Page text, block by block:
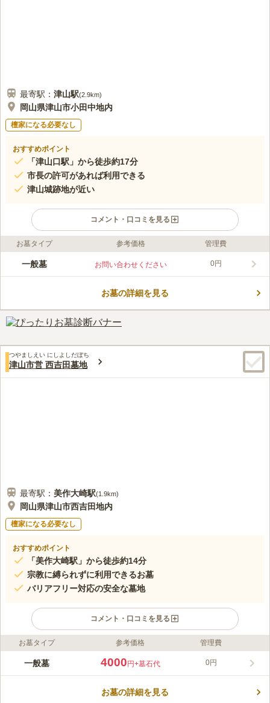
最寄駅： 津山駅(2.9km)
岡山県津山市小田中地内
檀家になる必要なし
おすすめポイント
「津山口駅」から徒歩約17分
市長の許可があれば利用できる
津山城跡地が近い
コメント・口コミを見る
ライフドット編集部のコメント
津山城跡地に近く、津山文化センターや城下町博物館のあり歴史
の許可を受けて、1年以上市内に居住予定のある方が申し込むこ
るので、お参りのついでに買い物に行くのもいいでしょう。
口コミ評価
お墓タイプ 参考価格 管理費
一般墓 お問い合わせください 0円
お墓の詳細を見る
つやましえい にしよしだぼち
津山市営 西吉田墓地
最寄駅： 美作大崎駅(1.9km)
岡山県津山市西吉田地内
檀家になる必要なし
おすすめポイント
「美作大崎駅」から徒歩約14分
宗教に縛られずに利用できるお墓
バリアフリー対応の安全な墓地
コメント・口コミを見る
ライフドット編集部のコメント
開放的で日差しが降り注ぐ中、故人に手を合わせることができる
には条件があり、1年以上津山市に住む予定があり、市長の許可
お墓タイプ 参考価格 管理費
一般墓 4000 円+墓石代 0円
お墓の詳細を見る